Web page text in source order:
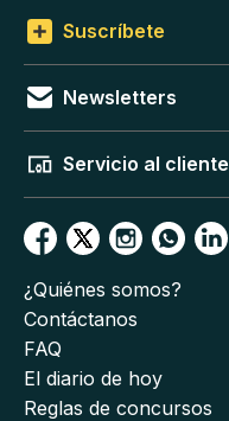
Suscríbete
Newsletters
Servicio al cliente
¿Quiénes somos?
Contáctanos
FAQ
El diario de hoy
Reglas de concursos